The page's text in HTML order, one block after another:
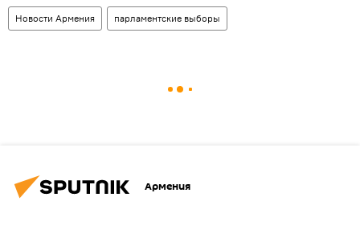
Новости Армения парламентские выборы
Армения